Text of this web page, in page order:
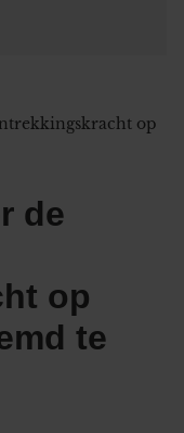
op
de
op
te